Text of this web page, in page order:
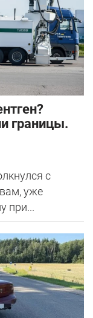
границы.
с
уже
при...